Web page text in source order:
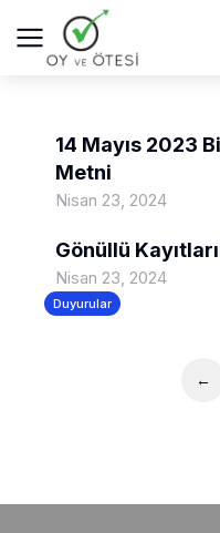
Duyurular
14 Mayıs 2023
Metni
Nisan 23, 2024
Duyurular
Gönüllü
Nisan 23, 2024
←